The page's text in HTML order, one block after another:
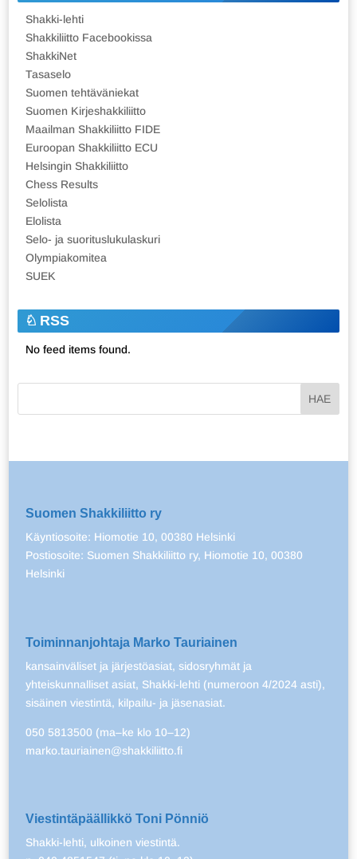
Shakki-lehti
Shakkiliitto Facebookissa
ShakkiNet
Tasaselo
Suomen tehtäväniekat
Suomen Kirjeshakkiliitto
Maailman Shakkiliitto FIDE
Euroopan Shakkiliitto ECU
Helsingin Shakkiliitto
Chess Results
Selolista
Elolista
Selo- ja suorituslukulaskuri
Olympiakomitea
SUEK
RSS
No feed items found.
Suomen Shakkiliitto ry
Käyntiosoite: Hiomotie 10, 00380 Helsinki
Postiosoite: Suomen Shakkiliitto ry, Hiomotie 10, 00380
Helsinki
Toiminnanjohtaja Marko Tauriainen
kansainväliset ja järjestöasiat, sidosryhmät ja
yhteiskunnalliset asiat, Shakki-lehti (numeroon 4/2024 asti),
sisäinen viestintä, kilpailu- ja jäsenasiat.
050 5813500 (ma–ke klo 10–12)
marko.tauriainen@shakkiliitto.fi
Viestintäpäällikkö Toni Pönniö
Shakki-lehti, ulkoinen viestintä.